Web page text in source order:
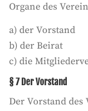
Organe des
a) der Vorstand
b) der Beirat
c) die
§ 7 Der Vorstand
Der Vorstand des